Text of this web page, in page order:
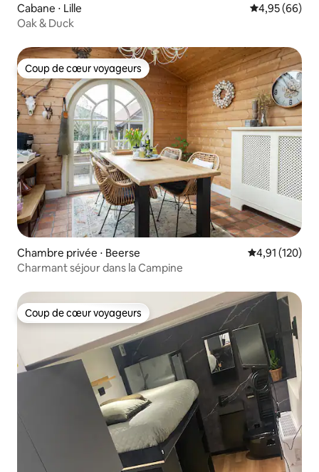
Cabane ⋅ Lille Évaluation
4,95 (66)
Oak & Duck
Coup de cœur voyageurs
Coup de cœur voyageurs
Chambre privée ⋅ Beerse Évaluation
4,91 (120)
Charmant séjour dans la Campine
Coup de cœur voyageurs
Coup de cœur voyageurs